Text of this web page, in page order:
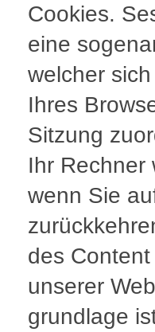
Cookies.
eine
welcher
Ihres
Sitzung
Ihr Rechner
wenn Sie
des
unserer
grundlage